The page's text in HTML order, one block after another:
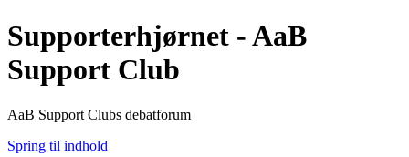
Supporterhjørnet - AaB
Support Club
AaB Support Clubs debatforum
Spring til indhold